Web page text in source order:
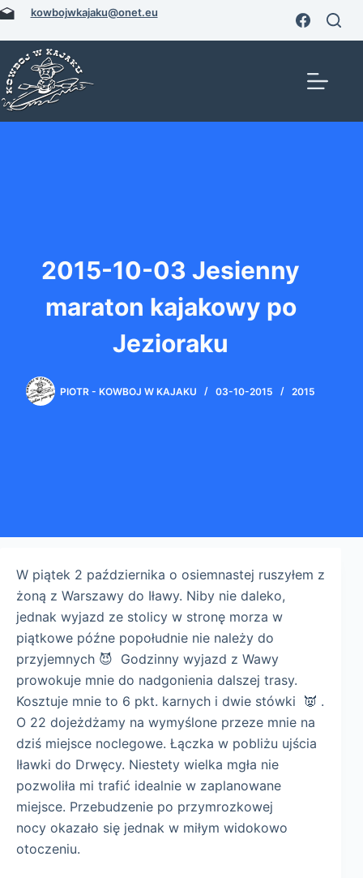
Przejdź
treści
kowbojwkajaku@onet.eu
2015-10-03 Jesienny
maraton kajakowy po
Jezioraku
PIOTR - KOWBOJ W KAJAKU 03-10-2015 2015
W piątek 2 października o osiemnastej ruszyłem z
żoną z Warszawy do Iławy. Niby nie daleko,
jednak wyjazd ze stolicy w stronę morza w
piątkowe późne popołudnie nie należy do
przyjemnych 😈 Godzinny wyjazd z Wawy
prowokuje mnie do nadgonienia dalszej trasy.
Kosztuje mnie to 6 pkt. karnych i dwie stówki 👿 .
O 22 dojeżdżamy na wymyślone przeze mnie na
dziś miejsce noclegowe. Łączka w pobliżu ujścia
Iławki do Drwęcy. Niestety wielka mgła nie
pozwoliła mi trafić idealnie w zaplanowane
miejsce. Przebudzenie po przymrozkowej
nocy okazało się jednak w miłym widokowo
otoczeniu.